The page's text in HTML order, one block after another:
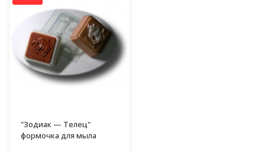
"Зодиак — Телец"
формочка для мыла